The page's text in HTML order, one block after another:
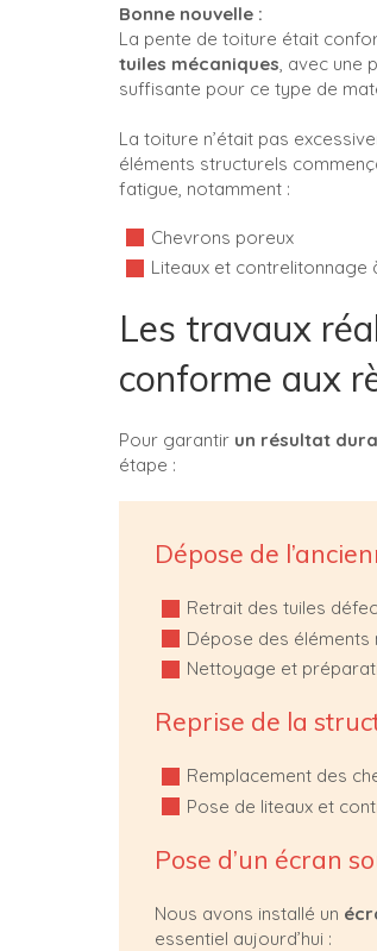
Bonne nouvelle :
La pente de toiture était
tuiles mécaniques , avec une
suffisante pour ce type de
La toiture n’était pas
éléments structurels
fatigue, notamment :
Chevrons poreux
Liteaux et
Les travaux
conforme aux
Pour garantir un résultat
étape :
Dépose de
Retrait des tuiles
Dépose des
Nettoyage et
Reprise de la
Remplacement des
Pose de liteaux et
Pose d’un écran
Nous avons installé un
essentiel aujourd’hui :